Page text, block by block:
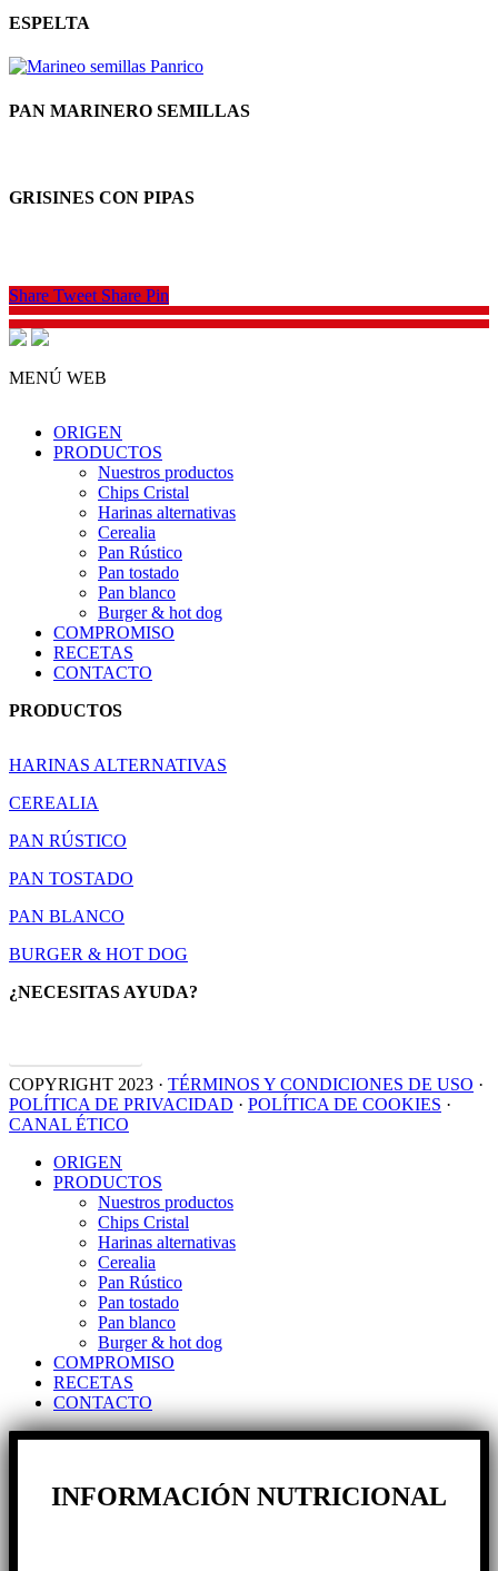
ESPELTA
PAN MARINERO SEMILLAS
GRISINES CON PIPAS
Share Tweet Share Pin
MENÚ WEB
ORIGEN
PRODUCTOS
Nuestros productos
Chips Cristal
Harinas alternativas
Cerealia
Pan Rústico
Pan tostado
Pan blanco
Burger & hot dog
COMPROMISO
RECETAS
CONTACTO
PRODUCTOS
HARINAS ALTERNATIVAS
CEREALIA
PAN RÚSTICO
PAN TOSTADO
PAN BLANCO
BURGER & HOT DOG
¿NECESITAS AYUDA?
COPYRIGHT 2023 · TÉRMINOS Y CONDICIONES DE USO ·
POLÍTICA DE PRIVACIDAD · POLÍTICA DE COOKIES ·
CANAL ÉTICO
Close
Menu
ORIGEN
PRODUCTOS
Nuestros productos
Chips Cristal
Harinas alternativas
Cerealia
Pan Rústico
Pan tostado
Pan blanco
Burger & hot dog
COMPROMISO
RECETAS
CONTACTO
INFORMACIÓN NUTRICIONAL